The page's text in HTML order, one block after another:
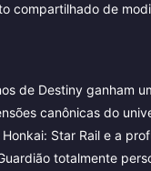
compartilhado de
de Destiny ganham
canônicas do
Star Rail e a
totalmente